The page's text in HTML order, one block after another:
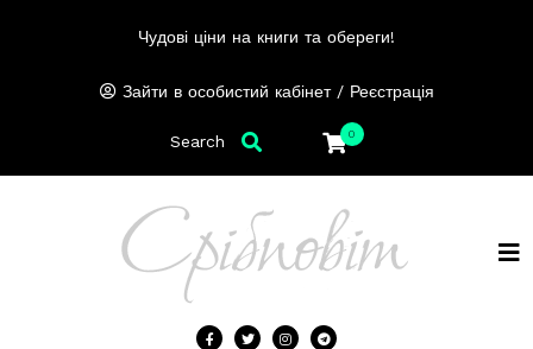
Чудові ціни на книги та обереги!
Зайти в особистий кабінет / Реєстрація
0
Search